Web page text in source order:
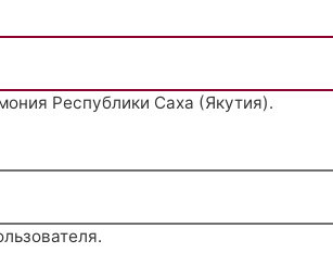
Республики Саха (Якутия).